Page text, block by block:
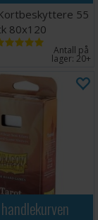
55
80x120
Antall på
lager: 20+